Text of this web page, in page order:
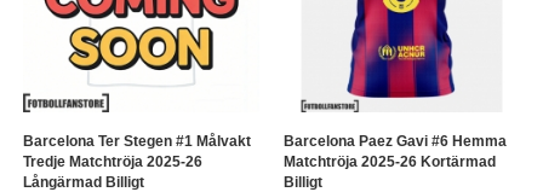
Barcelona Ter Stegen #1 Målvakt
Tredje Matchtröja 2025-26
Långärmad Billigt
Barcelona Paez Gavi #6 Hemma
Matchtröja 2025-26 Kortärmad
Billigt